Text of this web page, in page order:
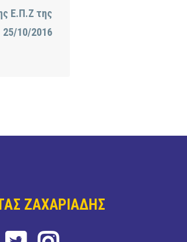
Ε.Π.Ζ της
25/10/2016
ΖΑΧΑΡΙΑΔΗΣ